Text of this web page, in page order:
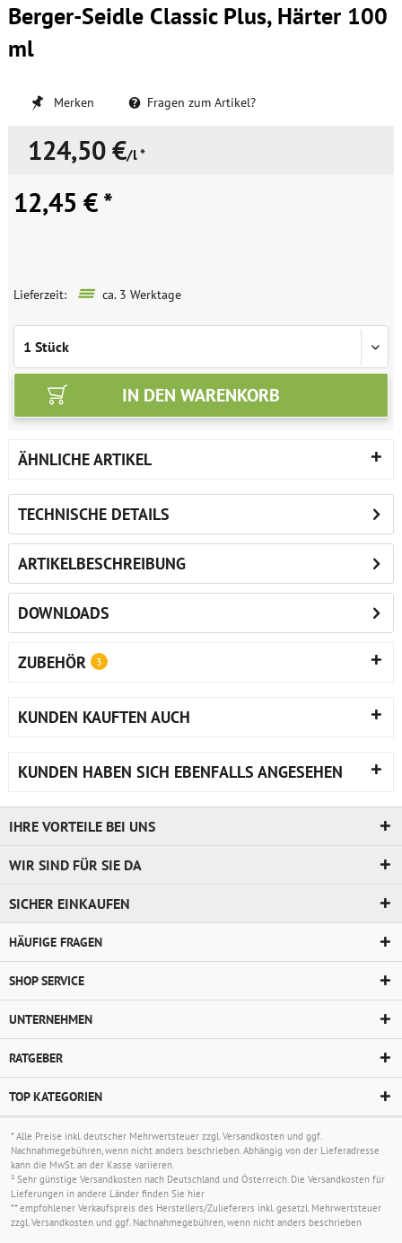
Berger-Seidle Classic Plus, Härter 100
ml
Merken Fragen zum Artikel?
124,50 €/l *
12,45 € *
Lieferzeit: ca. 3 Werktage
IN DEN WARENKORB
ÄHNLICHE ARTIKEL
TECHNISCHE DETAILS
ARTIKELBESCHREIBUNG
DOWNLOADS
ZUBEHÖR 3
KUNDEN KAUFTEN AUCH
KUNDEN HABEN SICH EBENFALLS ANGESEHEN
IHRE VORTEILE BEI UNS
WIR SIND FÜR SIE DA
SICHER EINKAUFEN
HÄUFIGE FRAGEN
SHOP SERVICE
UNTERNEHMEN
RATGEBER
TOP KATEGORIEN
* Alle Preise inkl. deutscher Mehrwertsteuer zzgl.Versandkosten und ggf.
Nachnahmegebühren, wenn nicht anders beschrieben. Abhängig von der Lieferadresse
kann die MwSt. an der Kasse variieren.
¹ Sehr günstige Versandkosten nach Deutschland und Österreich. Die Versandkosten für
Lieferungen in andere Länder finden Sie hier
** empfohlener Verkaufspreis des Herstellers/Zulieferers inkl. gesetzl. Mehrwertsteuer
zzgl.Versandkosten und ggf. Nachnahmegebühren, wenn nicht anders beschrieben